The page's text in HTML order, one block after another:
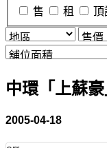
售 租 頂
中環「上蘇
2005-04-18